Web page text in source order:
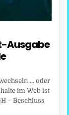
Ausgabe
… oder
im Web ist
– Beschluss